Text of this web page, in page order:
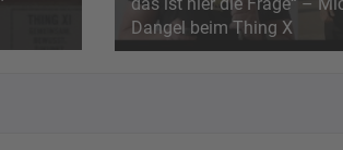
des „Team Freiheit“ waren vor Ort.
elftes Thing am bekannten
und Perspektiven sind. Über die
Tomislav Sunic
Dangel beim Thing X